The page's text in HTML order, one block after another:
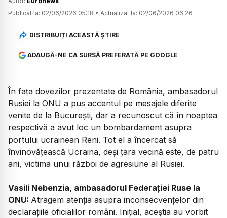
Publicat la: 02/06/2026 05:18 • Actualizat la: 02/06/2026 06:26
DISTRIBUIȚI ACEASTĂ ȘTIRE
ADAUGĂ-NE CA SURSĂ PREFERATĂ PE GOOGLE
În fața dovezilor prezentate de România, ambasadorul
Rusiei la ONU a pus accentul pe mesajele diferite
venite de la București, dar a recunoscut că în noaptea
respectivă a avut loc un bombardament asupra
portului ucrainean Reni. Tot el a încercat să
învinovățească Ucraina, deși țara vecină este, de patru
ani, victima unui război de agresiune al Rusiei.
Vasili Nebenzia, ambasadorul Federației Ruse la
ONU: Atragem atenția asupra inconsecvențelor din
declarațiile oficialilor români. Inițial, aceștia au vorbit